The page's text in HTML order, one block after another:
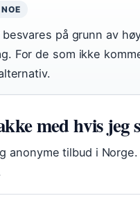
på grunn av
For de som ikke
med hvis jeg
anonyme tilbud i